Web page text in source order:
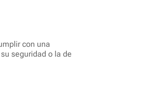
con una
seguridad o la de